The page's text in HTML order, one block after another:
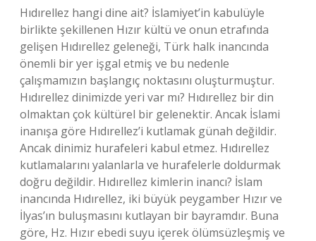
Hıdırellez hangi dine ait? İslamiyet’in kabulüyle
birlikte şekillenen Hızır kültü ve onun etrafında
gelişen Hıdırellez geleneği, Türk halk inancında
önemli bir yer işgal etmiş ve bu nedenle
çalışmamızın başlangıç ​​noktasını oluşturmuştur.
Hıdırellez dinimizde yeri var mı? Hıdırellez bir din
olmaktan çok kültürel bir gelenektir. Ancak İslami
inanışa göre Hıdırellez’i kutlamak günah değildir.
Ancak dinimiz hurafeleri kabul etmez. Hıdırellez
kutlamalarını yalanlarla ve hurafelerle doldurmak
doğru değildir. Hıdırellez kimlerin inancı? İslam
inancında Hıdırellez, iki büyük peygamber Hızır ve
İlyas’ın buluşmasını kutlayan bir bayramdır. Buna
göre, Hz. Hızır ebedi suyu içerek ölümsüzleşmiş ve